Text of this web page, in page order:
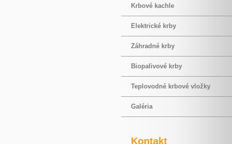
Krbové kachle
Elektrické krby
Záhradné krby
Biopalivové krby
Teplovodné krbové vložky
Galéria
Kontakt